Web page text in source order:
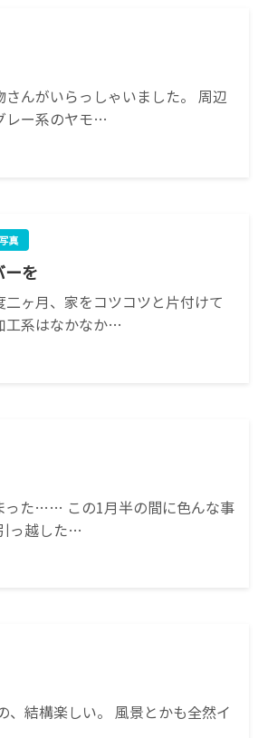
んがいらっしゃいました。 周辺
レー系のヤモ…
写真
ーを
ヶ月、家をコツコツと片付けて
工系はなかなか…
った…… この1月半の間に色んな事
っ越した…
、結構楽しい。 風景とかも全然イ